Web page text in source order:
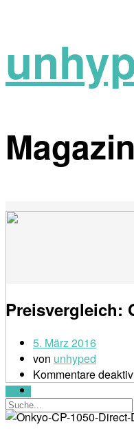
Menü
Preisvergleich:
5. März 2016
von unhyped
Kommentare